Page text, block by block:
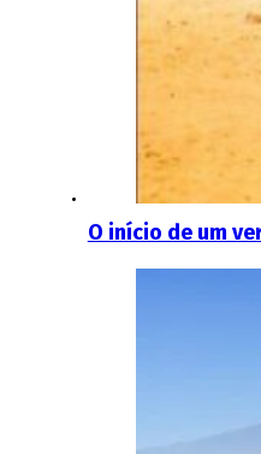
O início de um